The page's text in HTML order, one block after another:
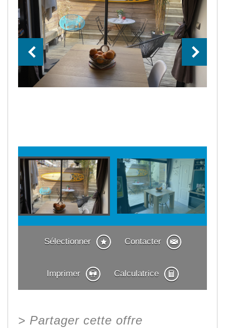
Sélectionner Contacter
Imprimer Calculatrice
> Partager cette offre